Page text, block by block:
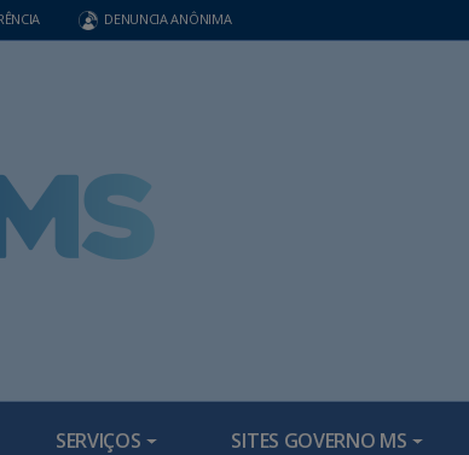
DENUNCIA ANÔNIMA
SERVIÇOS SITES GOVERNO MS